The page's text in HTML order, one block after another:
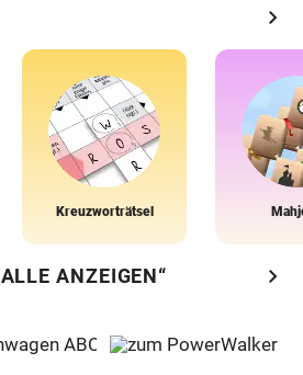
chevron_right
Kreuzworträtsel
ANZEIGEN“ chevron_right